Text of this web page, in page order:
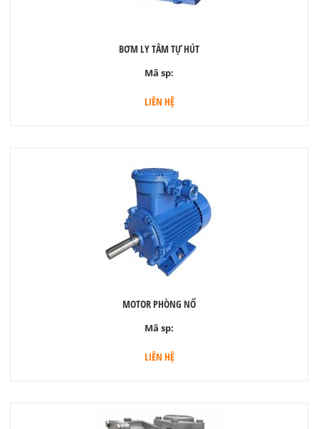
BƠM LY TÂM TỰ HÚT
Mã sp:
LIÊN HỆ
MOTOR PHÒNG NỔ
Mã sp:
LIÊN HỆ